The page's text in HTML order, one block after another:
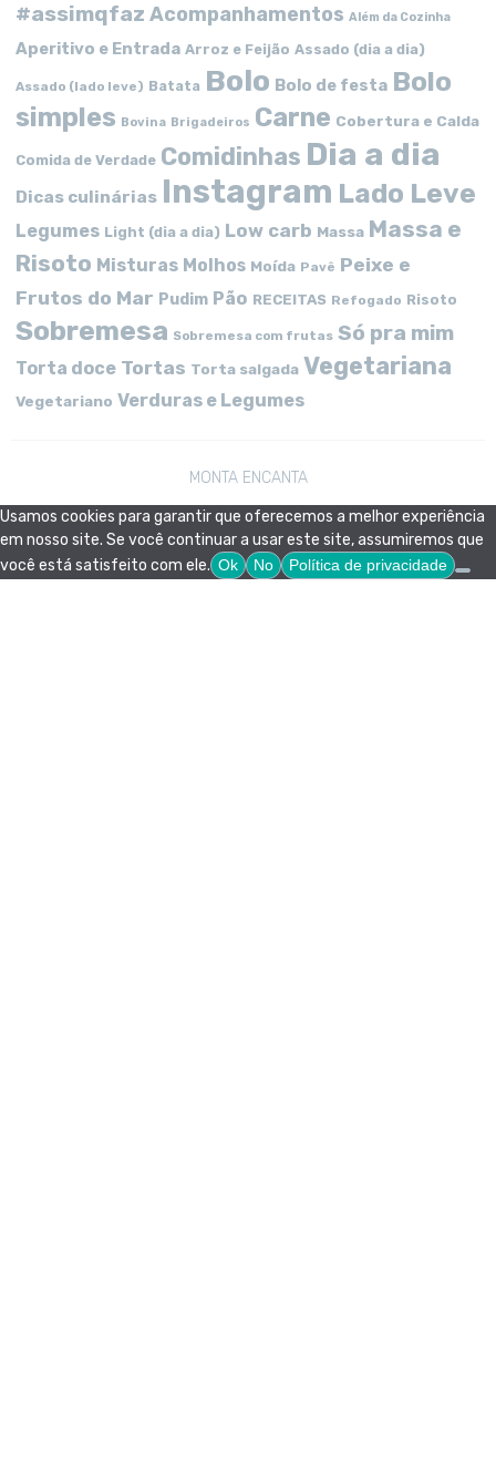
#assimqfaz Acompanhamentos Além da Cozinha
Aperitivo e Entrada Arroz e Feijão Assado (dia a dia)
Assado (lado leve) Batata Bolo Bolo de festa Bolo
simples Bovina Brigadeiros Carne Cobertura e Calda
Comida de Verdade Comidinhas Dia a dia
Dicas culinárias Instagram Lado Leve
Legumes Light (dia a dia) Low carb Massa Massa e
Risoto Misturas Molhos Moída Pavê Peixe e
Frutos do Mar Pudim Pão RECEITAS Refogado Risoto
Sobremesa Sobremesa com frutas Só pra mim
Torta doce Tortas Torta salgada Vegetariana
Vegetariano Verduras e Legumes
MONTA ENCANTA
Usamos cookies para garantir que oferecemos a melhor experiência
em nosso site. Se você continuar a usar este site, assumiremos que
você está satisfeito com ele. Ok No Política de privacidade